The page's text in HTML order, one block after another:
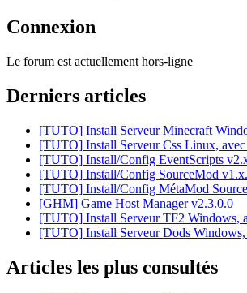
Connexion
Le forum est actuellement hors-ligne
Derniers articles
[TUTO] Install Serveur Minecraft
[TUTO] Install Serveur Css Linux, avec
[TUTO] Install/Config EventScripts
[TUTO] Install/Config SourceMod
[TUTO] Install/Config MétaMod
[GHM] Game Host Manager v2.3.0.0
[TUTO] Install Serveur TF2 Windows,
[TUTO] Install Serveur Dods Windows,
Articles les plus consultés